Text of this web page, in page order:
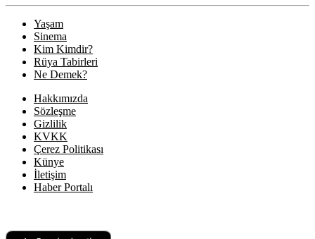
Yaşam
Sinema
Kim Kimdir?
Rüya Tabirleri
Ne Demek?
Hakkımızda
Sözleşme
Gizlilik
KVKK
Çerez Politikası
Künye
İletişim
Haber Portalı